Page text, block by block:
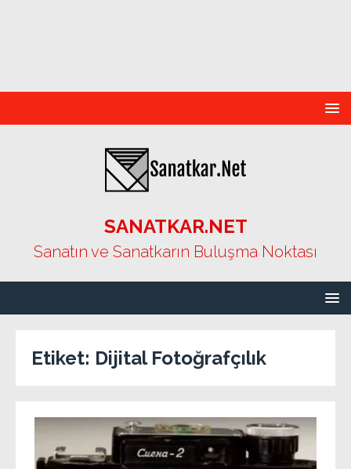
SANATKAR.NET
Sanatın ve Sanatkarın Buluşma Noktası
Etiket: Dijital Fotoğrafçılık